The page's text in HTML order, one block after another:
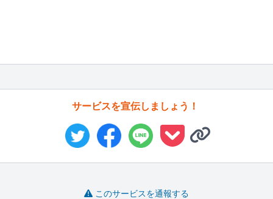
サービスを宣伝しましょう！
このサービスを通報する